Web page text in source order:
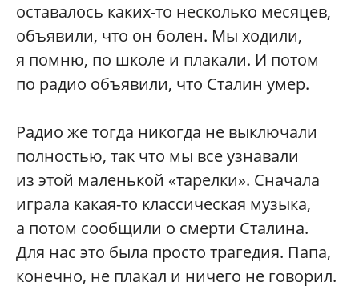
оставалось каких-то несколько месяцев,
объявили, что он болен. Мы ходили,
я помню, по школе и плакали. И потом
по радио объявили, что Сталин умер.
Радио же тогда никогда не выключали
полностью, так что мы все узнавали
из этой маленькой «тарелки». Сначала
играла какая-то классическая музыка,
а потом сообщили о смерти Сталина.
Для нас это была просто трагедия. Папа,
конечно, не плакал и ничего не говорил.